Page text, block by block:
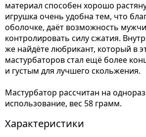
материал способен хорошо
игрушка очень удобна тем, что
оболочке, даёт возможность
контролировать силу сжатия.
же найдёте любрикант, который в
мастурбаторов стал ещё более
и густым для лучшего скольжения.
Мастурбатор рассчитан на
использование, вес 58 грамм.
Характеристики